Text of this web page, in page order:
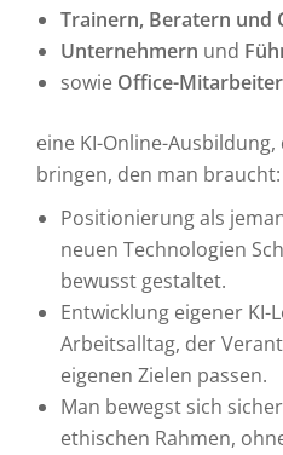
Trainern, Beratern und
Unternehmern und
sowie Office-
eine KI-Online-
bringen, den man braucht:
Positionierung als
neuen Technologien
bewusst gestaltet.
Entwicklung eigener KI-
Arbeitsalltag, der
eigenen Zielen passen.
Man bewegst sich
ethischen Rahmen,